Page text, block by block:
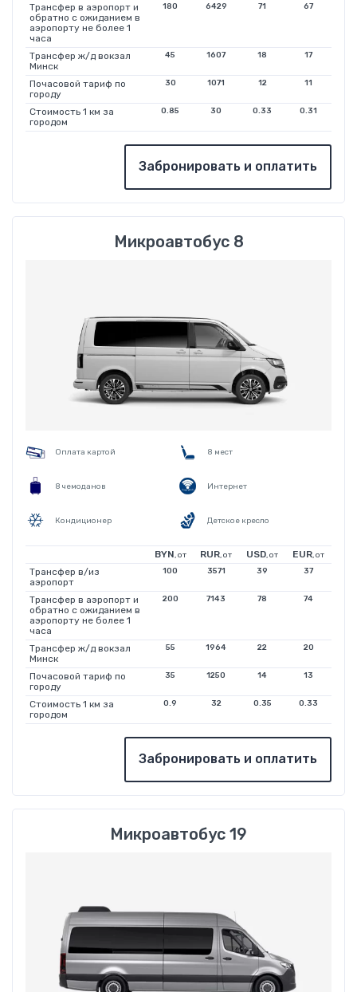
Трансфер в аэропорт и
обратно с ожиданием в
аэропорту не более 1
часа
180 6429 71 67
Трансфер ж/д вокзал
Минск
45 1607 18 17
Почасовой тариф по
городу
30 1071 12 11
Стоимость 1 км за
городом
0.85 30 0.33 0.31
Забронировать и оплатить
Микроавтобус 8
Оплата картой 8 мест
8 чемоданов Интернет
Кондиционер Детское кресло
BYN, от RUR, от USD, от EUR, от
Трансфер в/из
аэропорт
100 3571 39 37
Трансфер в аэропорт и
обратно с ожиданием в
аэропорту не более 1
часа
200 7143 78 74
Трансфер ж/д вокзал
Минск
55 1964 22 20
Почасовой тариф по
городу
35 1250 14 13
Стоимость 1 км за
городом
0.9 32 0.35 0.33
Забронировать и оплатить
Микроавтобус 19